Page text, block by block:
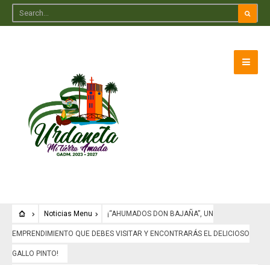
Noticias Menu ¡“AHUMADOS DON BAJAÑA”, UN
EMPRENDIMIENTO QUE DEBES VISITAR Y ENCONTRARÁS EL DELICIOSO
GALLO PINTO!